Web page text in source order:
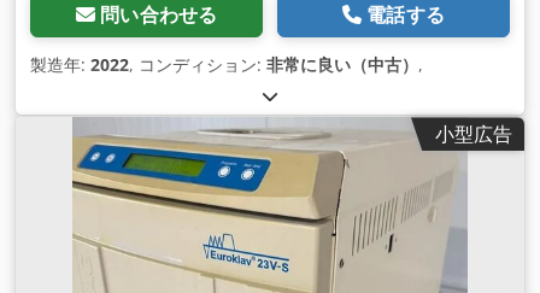
問い合わせる 電話する
製造年: 2022, コンディション: 非常に良い（中古） ,
小型広告